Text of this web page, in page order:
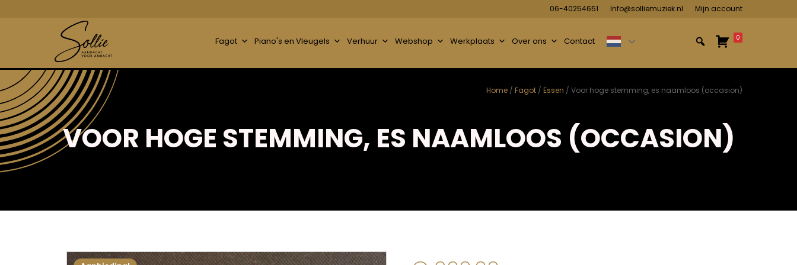
06-40254651 Info@solliemuziek.nl Mijn account
Fagot Piano's en Vleugels Verhuur Webshop Werkplaats Over ons Contact 0
Home / Fagot / Essen / Voor hoge stemming, es naamloos (occasion)
VOOR HOGE STEMMING, ES NAAMLOOS (OCCASION)